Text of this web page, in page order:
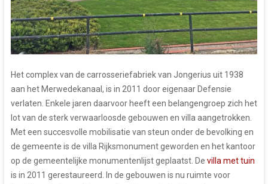
Het complex van de carrosseriefabriek van Jongerius uit 1938
aan het Merwedekanaal, is in 2011 door eigenaar Defensie
verlaten. Enkele jaren daarvoor heeft een belangengroep zich het
lot van de sterk verwaarloosde gebouwen en villa aangetrokken.
Met een succesvolle mobilisatie van steun onder de bevolking en
de gemeente is de villa Rijksmonument geworden en het kantoor
op de gemeentelijke monumentenlijst geplaatst. De villa met tuin
is in 2011 gerestaureerd. In de gebouwen is nu ruimte voor